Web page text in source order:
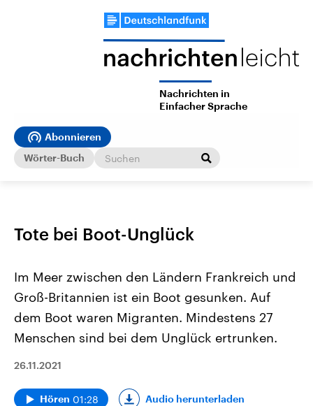
Nachrichten in
Einfacher Sprache
Abonnieren
Wörter-Buch
Tote bei Boot-Unglück
Im Meer zwischen den Ländern Frankreich und
Groß-Britannien ist ein Boot gesunken. Auf
dem Boot waren Migranten. Mindestens 27
Menschen sind bei dem Unglück ertrunken.
26.11.2021
Hören 01:28 Audio herunterladen